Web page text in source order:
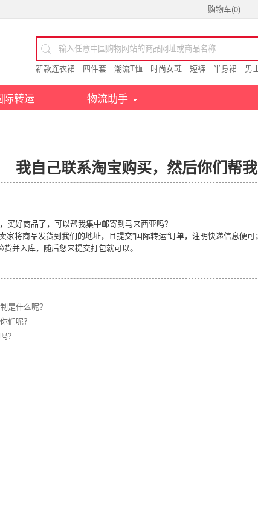
购物车(0)
新款连衣裙 四件套 潮流T恤 时尚女鞋 短裤 半身裙 男
际转运 物流助手
我自己联系淘宝购买，然后你们帮
买好商品了，可以帮我集中邮寄到马来西亚吗？
将商品发货到我们的地址，且提交”国际转运“订单，注明快递信息便可；
货并入库，随后您来提交打包就可以。
是什么呢？
们呢？
？